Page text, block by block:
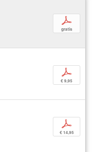
p
gratis
p
€ 9,95
p
€ 14,95